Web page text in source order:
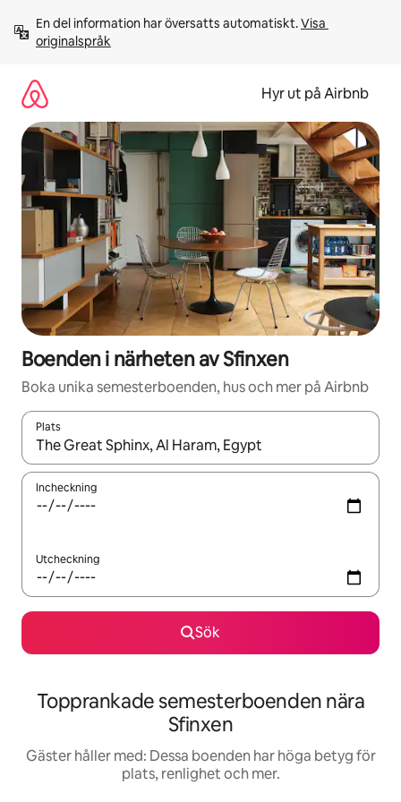
innehåll
En del information har översatts automatiskt. Visa
originalspråk
Hyr ut på Airbnb
Boenden i närheten av Sfinxen
Boka unika semesterboenden, hus och mer på Airbnb
Plats
När resultaten är tillgängliga kan du navigera med upp- och
Incheckning
Utcheckning
Sök
Topprankade semesterboenden nära
Sfinxen
Gäster håller med: Dessa boenden har höga betyg för
plats, renlighet och mer.